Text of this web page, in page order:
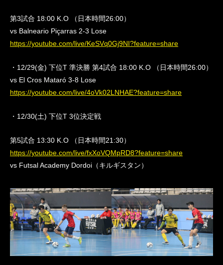
第3試合 18:00 K.O （日本時間26:00）
vs Balneario Piçarras 2-3 Lose
https://youtube.com/live/KeSVq0Gj9NI?feature=share
・12/29(金) 下位T 準決勝 第4試合 18:00 K.O （日本時間26:00）
vs El Cros Mataró 3-8 Lose
https://youtube.com/live/4oVk02LNHAE?feature=share
・12/30(土) 下位T 3位決定戦
第5試合 13:30 K.O （日本時間21:30）
https://youtube.com/live/fxXoVQMpRD8?feature=share
vs Futsal Academy Dordoi（キルギスタン）